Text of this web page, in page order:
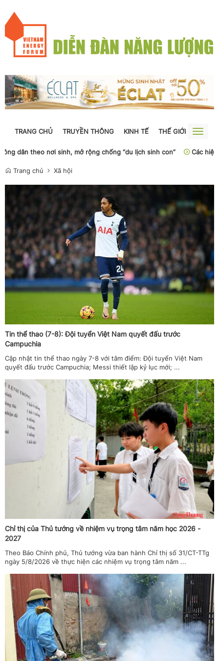
TRANG CHỦ TRUYỀN THÔNG KINH TẾ THẾ GIỚI
Toggle
sinh, mở rộng chống “du lịch sinh con”
Các hiệp hội vận tải
Trang chủ Xã hội
Tin thể thao (7-8): Đội tuyển Việt Nam quyết đấu trước
Campuchia
Cập nhật tin thể thao ngày 7-8 với tâm điểm: Đội tuyển Việt Nam
quyết đấu trước Campuchia; Messi thiết lập kỷ lục mới; ...
Chỉ thị của Thủ tướng về nhiệm vụ trọng tâm năm học 2026 -
2027
Theo Báo Chính phủ, Thủ tướng vừa ban hành Chỉ thị số 31/CT-TTg
ngày 5/8/2026 về thực hiện các nhiệm vụ trọng tâm năm ...